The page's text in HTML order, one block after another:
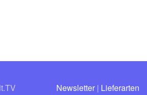
Newsletter | Lieferarten